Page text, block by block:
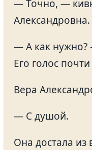
— Точно, —
— А как нужно?
Его голос
Вера
— С душой.
Она достала из